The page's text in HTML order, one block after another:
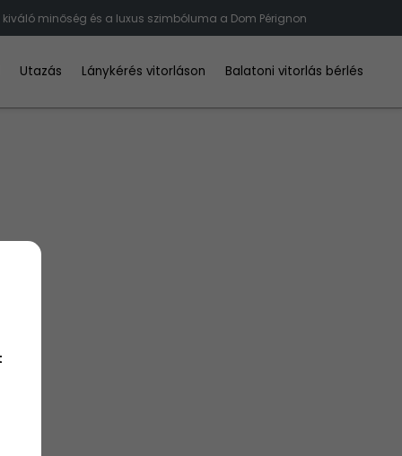
kiváló minőség és a luxus szimbóluma a Dom Pérignon
Utazás Lánykérés vitorláson Balatoni vitorlás bérlés